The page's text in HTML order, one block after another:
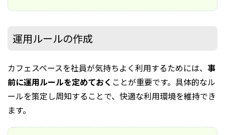
運用ルールの作成
カフェスペースを社員が気持ちよく利用するためには、 事
前に運用ルールを定めておく ことが重要です。具体的なル
ールを策定し周知することで、快適な利用環境を維持でき
ます。